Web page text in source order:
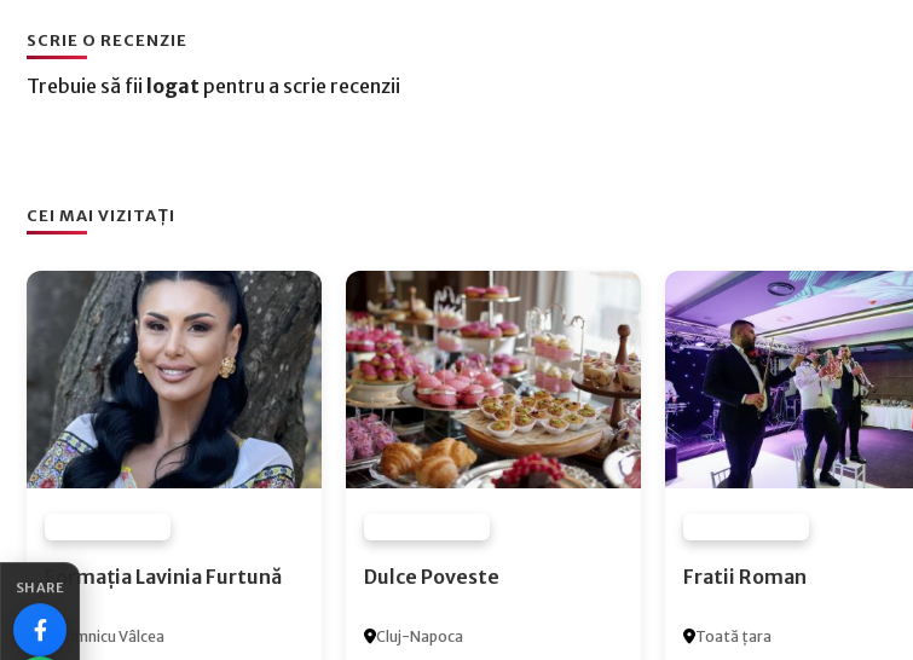
SHARE
SCRIE O RECENZIE
Trebuie să fii logat pentru a scrie recenzii
CEI MAI VIZITAȚI
Formația Lavinia Furtună
Râmnicu Vâlcea
Dulce Poveste
Cluj-Napoca
Fratii Roman
Toată țara